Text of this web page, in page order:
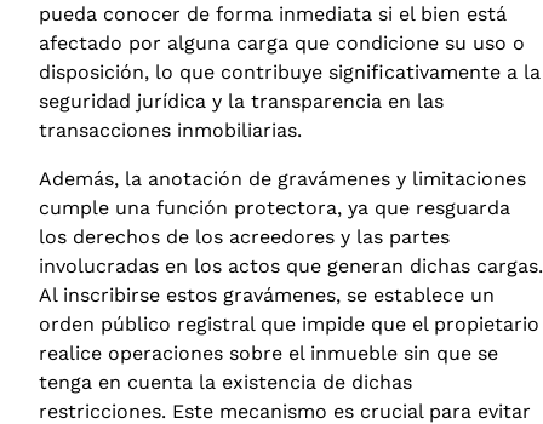
pueda conocer de forma inmediata si el bien está
afectado por alguna carga que condicione su uso o
disposición, lo que contribuye significativamente a la
seguridad jurídica y la transparencia en las
transacciones inmobiliarias.
Además, la anotación de gravámenes y limitaciones
cumple una función protectora, ya que resguarda
los derechos de los acreedores y las partes
involucradas en los actos que generan dichas cargas.
Al inscribirse estos gravámenes, se establece un
orden público registral que impide que el propietario
realice operaciones sobre el inmueble sin que se
tenga en cuenta la existencia de dichas
restricciones. Este mecanismo es crucial para evitar